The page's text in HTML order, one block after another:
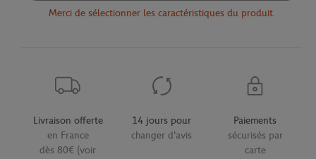
Merci de sélectionner les caractéristiques du produit.
Livraison offerte
en France
dès 80€ (voir
14 jours pour
changer d'avis
Paiements
sécurisés par
carte